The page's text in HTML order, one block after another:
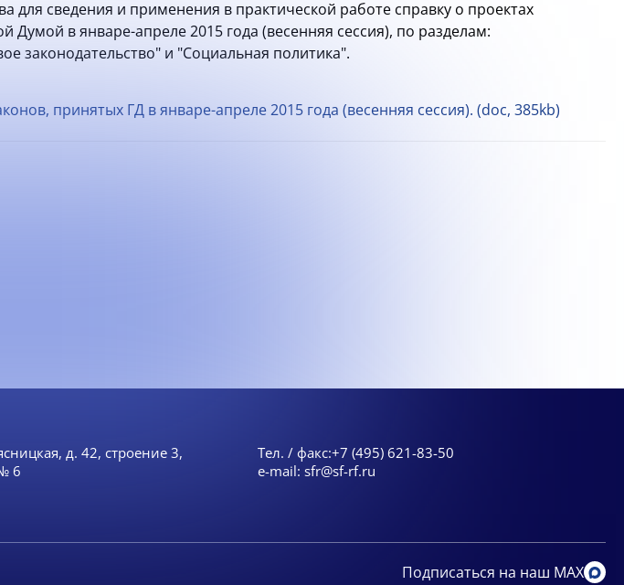
сведения и применения в практической работе справку о проектах
Думой в январе-апреле 2015 года (весенняя сессия), по разделам:
законодательство" и "Социальная политика".
принятых ГД в январе-апреле 2015 года (весенняя сессия). (doc, 385kb)
д. 42, строение 3,
6
Тел. / факс:+7 (495) 621-83-50
e-mail: sfr@sf-rf.ru
Подписаться на наш MAX